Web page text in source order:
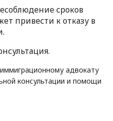
сроков
привести к отказу в
адвокату
консультации и помощи